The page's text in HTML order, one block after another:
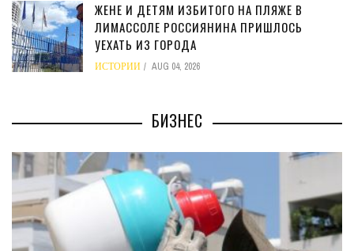
ЖЕНЕ И ДЕТЯМ ИЗБИТОГО НА ПЛЯЖЕ В
ЛИМАССОЛЕ РОССИЯНИНА ПРИШЛОСЬ
УЕХАТЬ ИЗ ГОРОДА
ИСТОРИИ AUG 04, 2026
БИЗНЕС